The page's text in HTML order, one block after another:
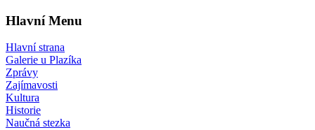
Hlavní Menu
Hlavní strana
Galerie u Plazíka
Zprávy
Zajímavosti
Kultura
Historie
Naučná stezka